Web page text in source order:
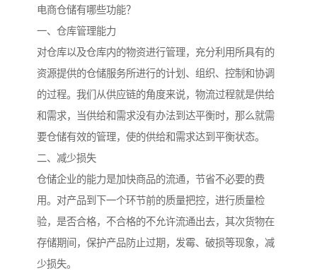
电商仓储有哪些功能？
一、仓库管理能力
对仓库以及仓库内的物资进行管理，充分利用所具有的
资源提供的仓储服务所进行的计划、组织、控制和协调
的过程。我们从供应链的角度来说，物流过程就是供给
和需求，当供给和需求没有办法到达平衡时，那么就需
要仓储有效的管理，使的供给和需求达到平衡状态。
二、减少损失
仓储企业的能力是加快商品的流通，节省不必要的费
用。对产品到下一个环节前的质量把控，进行质量检
验，是否合格，不合格的不允许流通出去，其次货物在
存储期间，保护产品防止过期，发霉、破损等现象，减
少损失。